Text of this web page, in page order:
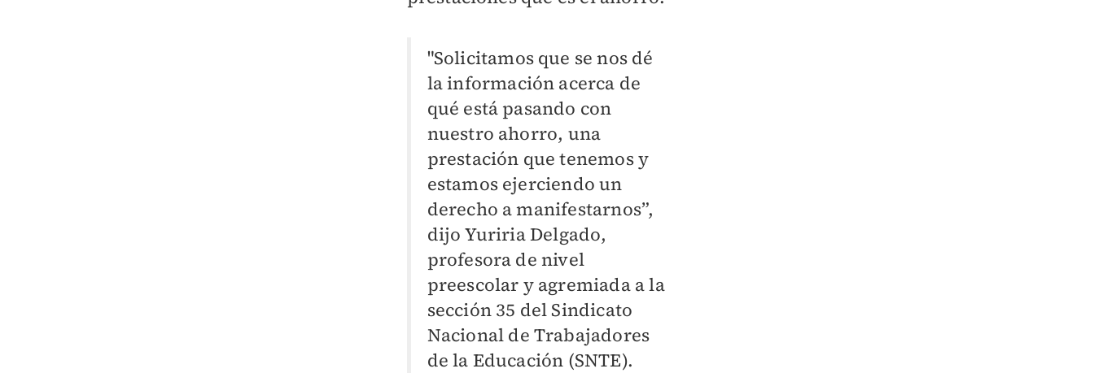
"Solicitamos que se nos dé
la información acerca de
qué está pasando con
nuestro ahorro, una
prestación que tenemos y
estamos ejerciendo un
derecho a manifestarnos”,
dijo Yuriria Delgado,
profesora de nivel
preescolar y agremiada a la
sección 35 del Sindicato
Nacional de Trabajadores
de la Educación (SNTE).